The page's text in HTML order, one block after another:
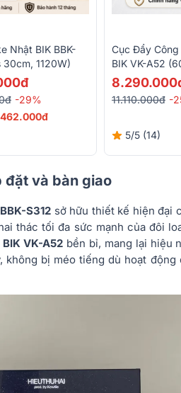
Nhật BIK BBK-
30cm, 1120W)
-29%
462.000đ
Cục Đẩy Công
BIK VK-A52
Xuyến, Mạch
11.110.000đ -
5/5 (14)
đặt và bàn giao
S312 sở hữu thiết kế hiện đại
thác tối đa sức mạnh của đôi
VK-A52 bền bỉ, mang lại hiệu
không bị méo tiếng dù hoạt